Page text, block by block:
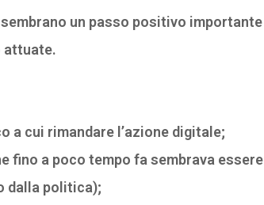
un passo positivo importante
attuate.
a cui rimandare l’azione digitale;
fino a poco tempo fa sembrava essere
dalla politica);